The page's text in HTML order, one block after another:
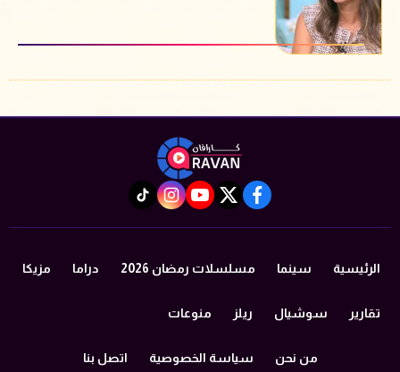
facebook
twitter
youtube
instagram
tiktok
الرئيسية سينما مسلسلات رمضان 2026 دراما مزيكا
تقارير سوشيال ريلز منوعات
من نحن سياسة الخصوصية اتصل بنا